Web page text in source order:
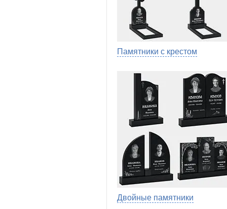
Памятники с крестом
Двойные памятники